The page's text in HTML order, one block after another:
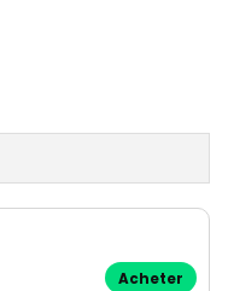
Acheter